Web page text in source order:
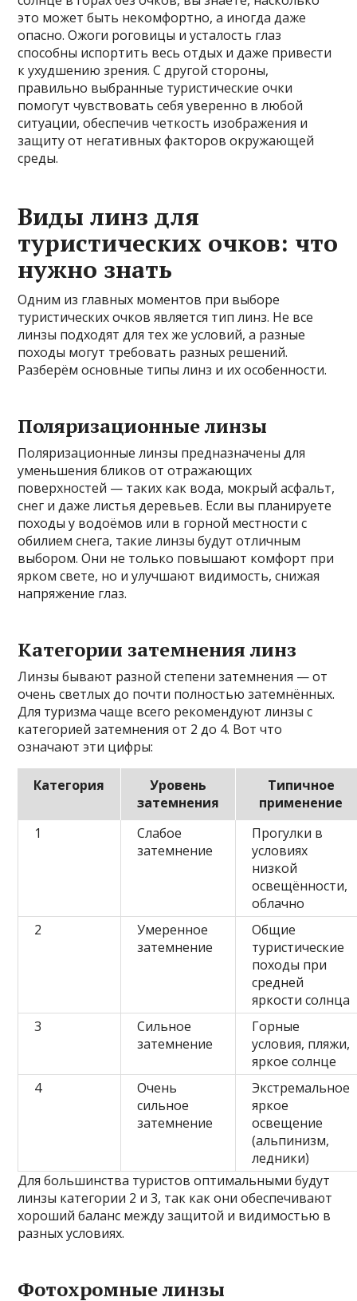
это может быть некомфортно, а иногда даже
опасно. Ожоги роговицы и усталость глаз
способны испортить весь отдых и даже привести
к ухудшению зрения. С другой стороны,
правильно выбранные туристические очки
помогут чувствовать себя уверенно в любой
ситуации, обеспечив четкость изображения и
защиту от негативных факторов окружающей
среды.
Виды линз для
туристических очков: что
нужно знать
Одним из главных моментов при выборе
туристических очков является тип линз. Не все
линзы подходят для тех же условий, а разные
походы могут требовать разных решений.
Разберём основные типы линз и их особенности.
Поляризационные линзы
Поляризационные линзы предназначены для
уменьшения бликов от отражающих
поверхностей — таких как вода, мокрый асфальт,
снег и даже листья деревьев. Если вы планируете
походы у водоёмов или в горной местности с
обилием снега, такие линзы будут отличным
выбором. Они не только повышают комфорт при
ярком свете, но и улучшают видимость, снижая
напряжение глаз.
Категории затемнения линз
Линзы бывают разной степени затемнения — от
очень светлых до почти полностью затемнённых.
Для туризма чаще всего рекомендуют линзы с
категорией затемнения от 2 до 4. Вот что
означают эти цифры:
Категория
Уровень
затемнения
Типичное
применение
1
Слабое
затемнение
Прогулки в
условиях
низкой
освещённости,
облачно
2
Умеренное
затемнение
Общие
туристические
походы при
средней
яркости солнца
3
Сильное
затемнение
Горные
условия, пляжи,
яркое солнце
4
Очень
сильное
затемнение
Экстремальное
яркое
освещение
(альпинизм,
ледники)
Для большинства туристов оптимальными будут
линзы категории 2 и 3, так как они обеспечивают
хороший баланс между защитой и видимостью в
разных условиях.
Фотохромные линзы